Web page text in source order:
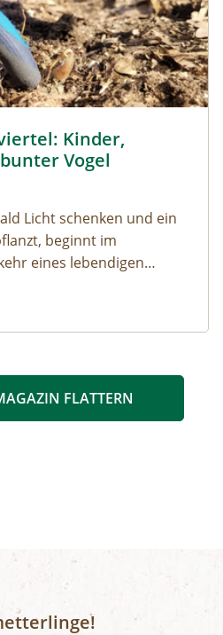
Kinder,
Vogel
Licht schenken und ein
beginnt im
eines lebendigen
FLATTERN